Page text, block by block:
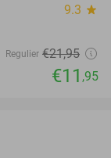
9.3 star
Regulier €21,95
€11 ,95